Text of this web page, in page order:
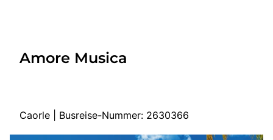
Service
Start
Amore Musica
Caorle | Busreise-Nummer: 2630366